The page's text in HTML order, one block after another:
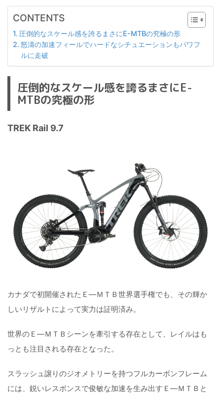
CONTENTS
圧倒的なスケール感を誇るまさにE-MTBの究極の形
怒濤の加速フィールでハードなシチュエーションもパワフ
ルに走破
圧倒的なスケール感を誇るまさにE-
MTBの究極の形
TREK Rail 9.7
カナダで初開催されたＥ―ＭＴＢ世界選手権でも、その輝か
しいリザルトによって実力は証明済み。
世界のＥ―ＭＴＢシーンを牽引する存在として、レイルはも
っとも注目される存在となった。
スラッシュ譲りのジオメトリーを持つフルカーボンフレーム
には、鋭いレスポンスで俊敏な加速を生み出すＥ―ＭＴＢと